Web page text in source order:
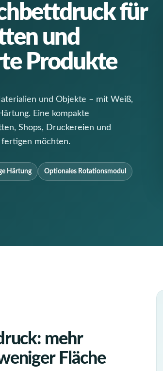
für
und
Produkte
und Objekte – mit Weiß,
Eine kompakte
Shops, Druckereien und
möchten.
Härtung Optionales Rotationsmodul
mehr
Fläche